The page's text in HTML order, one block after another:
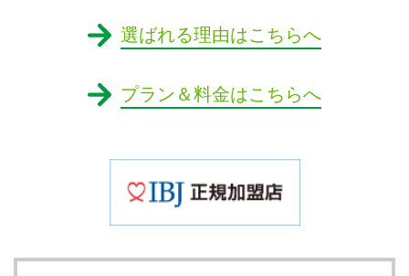
選ばれる理由はこちらへ
プラン＆料金はこちらへ